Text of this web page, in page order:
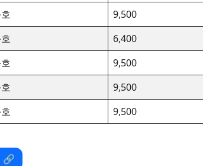
9,500
6,400
9,500
9,500
9,500
🔗